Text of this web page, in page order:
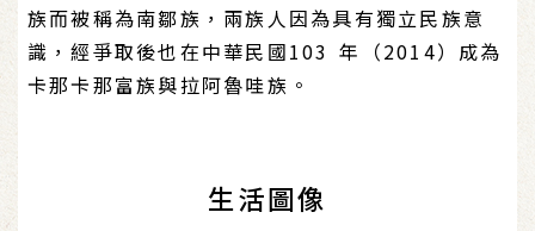
族而被稱為南鄒族，兩族人因為具有獨立民族意
識，經爭取後也在中華民國103 年（2014）成為
卡那卡那富族與拉阿魯哇族。
生活圖像